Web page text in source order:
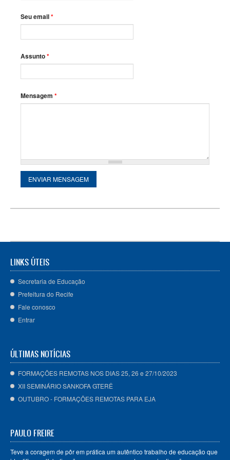
Seu email*
Assunto*
Mensagem *
LINKS ÚTEIS
Secretaria de Educação
Prefeitura do Recife
Fale conosco
Entrar
ÚLTIMAS NOTÍCIAS
FORMAÇÕES REMOTAS NOS DIAS 25, 26 e 27/10/2023
XII SEMINÁRIO SANKOFA GTERÊ
OUTUBRO - FORMAÇÕES REMOTAS PARA EJA
PAULO FREIRE
Teve a coragem de pôr em prática um autêntico trabalho de educação que